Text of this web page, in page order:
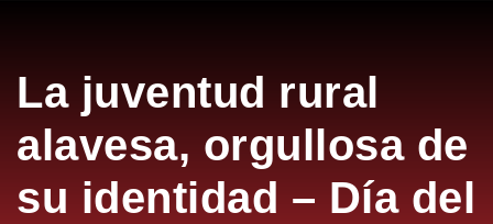
La juventud rural
alavesa, orgullosa de
su identidad – Día del